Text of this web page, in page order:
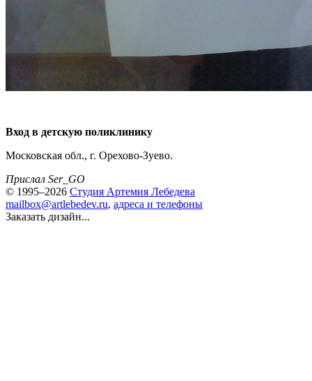
Вход в детскую поликлинику
Московская обл., г. Орехово-Зуево.
Прислал Ser_GO
© 1995–2026 Студия Артемия Лебедева
mailbox@artlebedev.ru, адреса и телефоны
Заказать дизайн...